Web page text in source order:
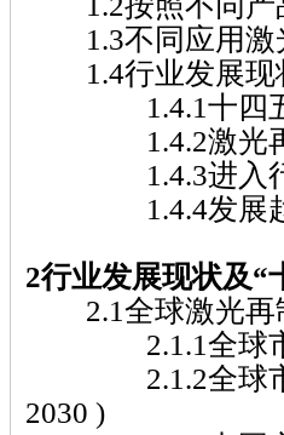
1.3不同应用激
1.4行业发展现
1.4.1十四五期
1.4.2激光再制
1.4.3进入行业
1.4.4发展趋
2行业发展现状及“
2.1全球激光再
2.1.1全球市场
2.1.2全球市场
2030 )